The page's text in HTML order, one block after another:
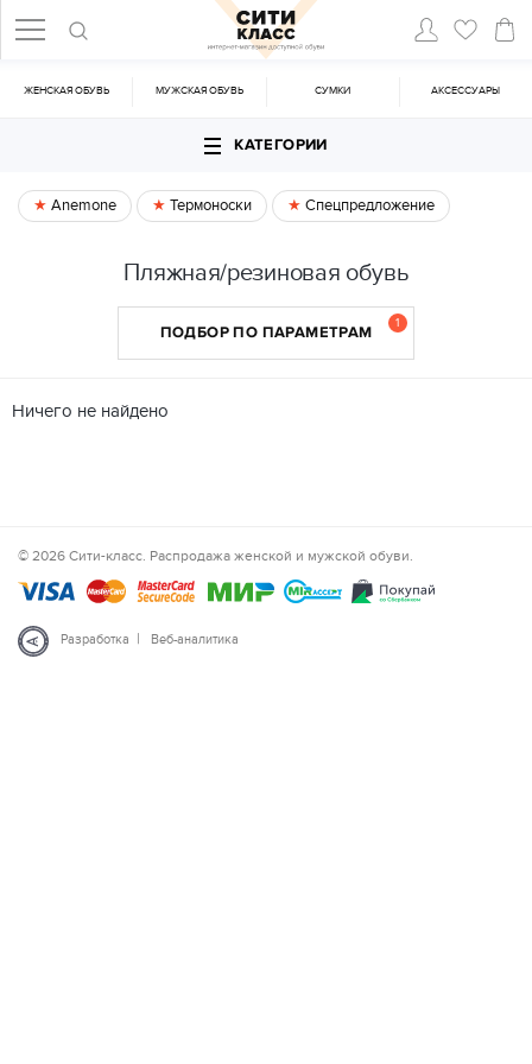
ЖЕНСКАЯ ОБУВЬ МУЖСКАЯ ОБУВЬ CУМКИ АКСЕССУАРЫ
КАТЕГОРИИ
Anemone Термоноски Спецпредложение
Пляжная/резиновая обувь
ПОДБОР ПО ПАРАМЕТРАМ 1
Ничего не найдено
© 2026 Сити-класс. Распродажа женской и мужской обуви.
Разработка | Веб-аналитика